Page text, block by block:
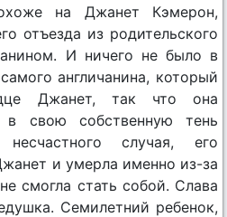
на Джанет Кэмерон,
отъезда из родительского
И ничего не было в
англичанина, который
Джанет, так что она
в свою собственную тень
несчастного случая, его
и умерла именно из-за
смогла стать собой. Слава
Семилетний ребенок,